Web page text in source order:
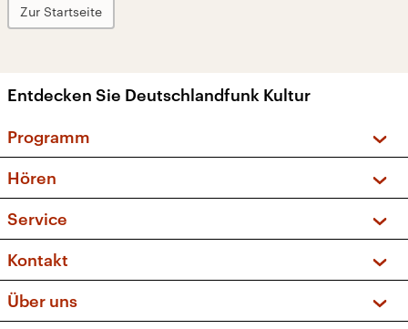
Zur Startseite
Entdecken Sie Deutschlandfunk Kultur
Programm
Sendungen und Podcasts
Musikliste
Kakadu – Das Kinderprogramm
Hören
Frequenzen (UKW + DAB+)
Service
FAQ
Apps
Newsletter
Kontakt
Social Media
Über uns